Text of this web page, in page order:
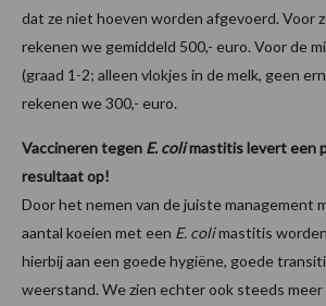
dat ze niet hoeven worden afgevoerd. Voor
rekenen we gemiddeld 500,- euro. Voor de
(graad 1-2; alleen vlokjes in de melk, geen
rekenen we 300,- euro.
Vaccineren tegen E. colimastitis levert een
resultaat op!
Door het nemen van de juiste management
aantal koeien met een E. colimastitis
hierbij aan een goede hygiëne, goede
weerstand. We zien echter ook steeds